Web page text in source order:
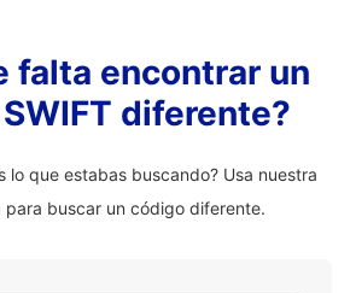
falta encontrar un
diferente?
lo que estabas buscando? Usa nuestra
para buscar un código diferente.